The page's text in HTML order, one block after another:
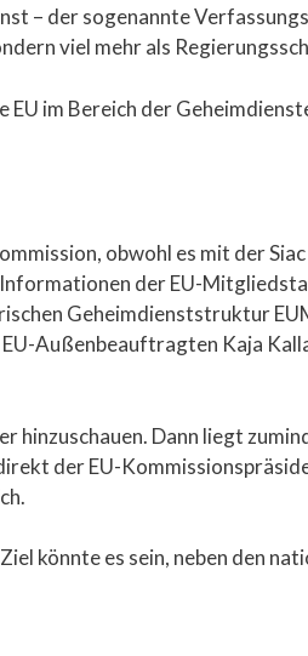
– der sogenannte
viel mehr als
EU im Bereich der
obwohl es mit der
der EU-
Geheimdienststruktur
Außenbeauftragten Kaja
hinzuschauen. Dann liegt
der EU-
könnte es sein, neben den